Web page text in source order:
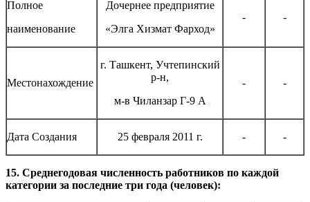
Полное
наименование
Дочернее предприятие
«Элга Хизмат Фарход»
- -
Местонахождение
г. Ташкент, Учтепинский
р-н,
м-в Чиланзар Г-9 А
- -
Дата Создания 25 февраля 2011 г. - -
15. Среднегодовая численность работников по каждой
категории за последние три года (человек):